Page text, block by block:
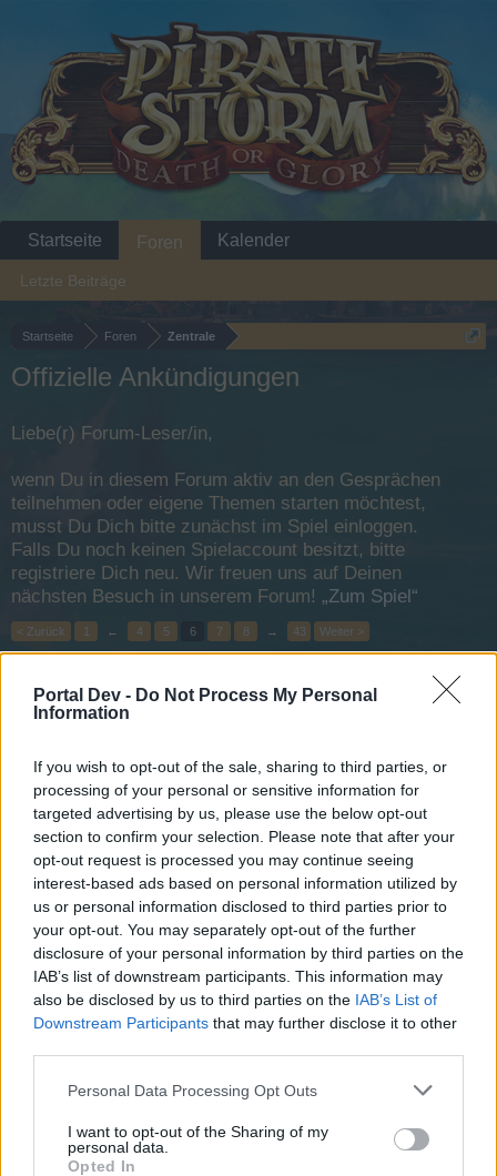
Portal Dev - Do Not Process My Personal
Information
If you wish to opt-out of the sale, sharing to third parties, or
processing of your personal or sensitive information for
targeted advertising by us, please use the below opt-out
section to confirm your selection. Please note that after your
opt-out request is processed you may continue seeing
interest-based ads based on personal information utilized by
us or personal information disclosed to third parties prior to
your opt-out. You may separately opt-out of the further
disclosure of your personal information by third parties on the
IAB’s list of downstream participants. This information may
also be disclosed by us to third parties on the IAB’s List of
Downstream Participants that may further disclose it to other
Personal Data Processing Opt Outs
I want to opt-out of the Sharing of my
personal data.
Opted In
Startseite Foren Zentrale
Offizielle Ankündigungen
Liebe(r) Forum-Leser/in,
wenn Du in diesem Forum aktiv an den Gesprächen
teilnehmen oder eigene Themen starten möchtest,
musst Du Dich bitte zunächst im Spiel einloggen.
Falls Du noch keinen Spielaccount besitzt, bitte
registriere Dich neu. Wir freuen uns auf Deinen
nächsten Besuch in unserem Forum! „Zum Spiel“
< Zurück 1 ← 4 5 6 7 8 → 43 Weiter >
Titel Letzter Beitrag ↑
Wüstensturm-Event
Feiertag bedeutet Piraten-Tag!
IceQ
Antworten:
0 14 November 2013
Statement zum Wüstensturm Event
IceQ
Antworten:
0
Schlachtfeldwoche im Oktober
Antworten:
0 14 November 2013
Gewinner der Schlachtfeldwochen im September
IceQ
Antworten:
14 November 2013
Ein geheimer Brief
14 November 2013
Gewinner der Neumond Tombola
Feiertag bedeutet Piraten-Tag!
IceQ
Startseite Foren
Letzte Beiträge
Kalender